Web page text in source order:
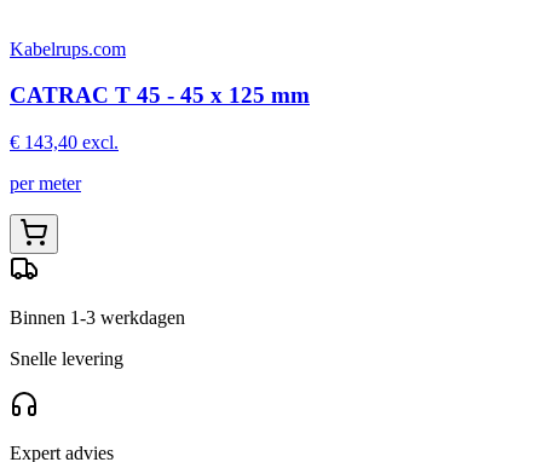
Kabelrups.com
CATRAC T 45 - 45 x 125 mm
€ 143,40 excl.
per meter
Binnen 1-3 werkdagen
Snelle levering
Expert advies